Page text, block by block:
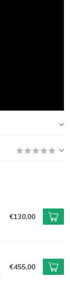
€130,00
€455,00